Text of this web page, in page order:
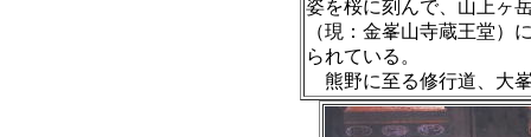
姿を桜に刻んで、山上ヶ
（現：金峯山寺蔵王堂）
られている。
熊野に至る修行道、大